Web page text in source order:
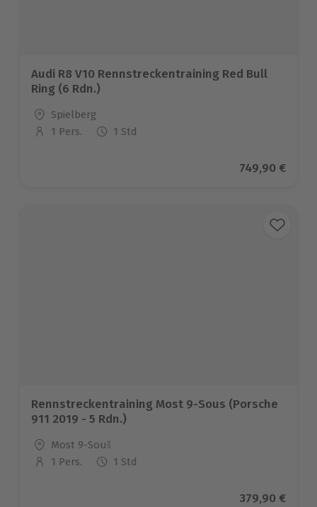
Audi R8 V10 Rennstreckentraining Red Bull
Ring (6 Rdn.)
Standort
Spielberg
Anzahl der Teilnehmer
1 Pers. 1 Std
Aktueller
749,90 €
Rennstreckentraining Most 9-Sous (Porsche
911 2019 - 5 Rdn.)
Standort
Most 9-Souš
Anzahl der Teilnehmer
1 Pers. 1 Std
Aktueller
379,90 €